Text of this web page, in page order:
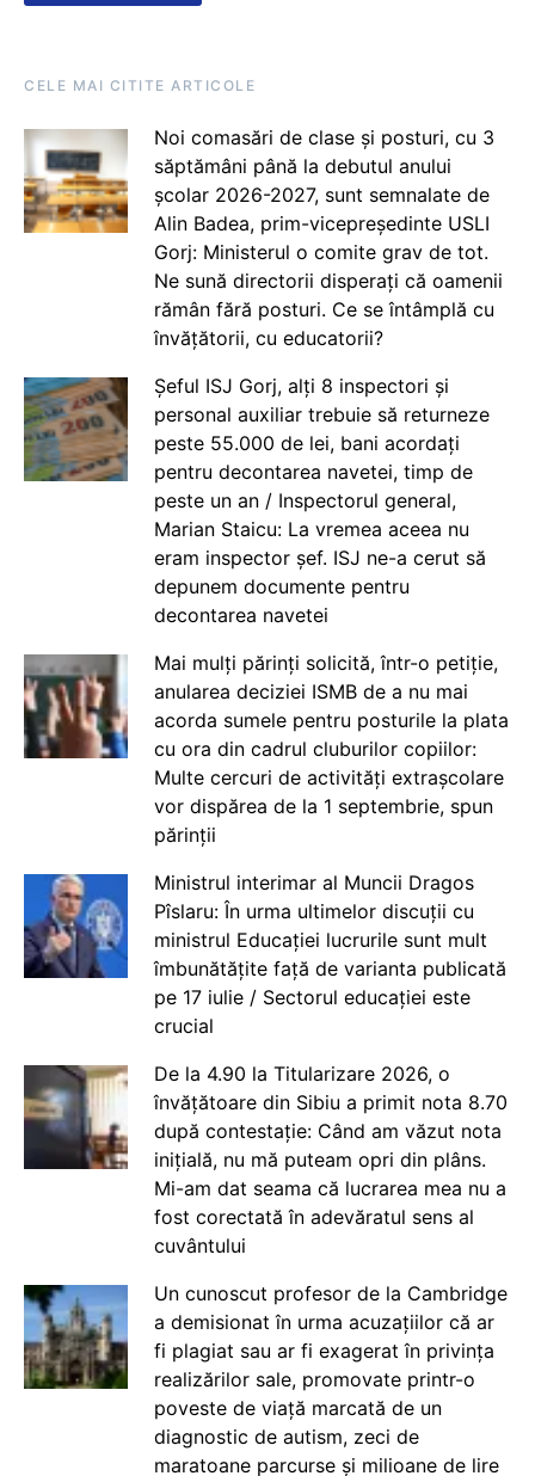
CELE MAI CITITE ARTICOLE
Noi comasări de clase și posturi, cu 3
săptămâni până la debutul anului
școlar 2026-2027, sunt semnalate de
Alin Badea, prim-vicepreședinte USLI
Gorj: Ministerul o comite grav de tot.
Ne sună directorii disperați că oamenii
rămân fără posturi. Ce se întâmplă cu
învățătorii, cu educatorii?
Șeful ISJ Gorj, alți 8 inspectori și
personal auxiliar trebuie să returneze
peste 55.000 de lei, bani acordați
pentru decontarea navetei, timp de
peste un an / Inspectorul general,
Marian Staicu: La vremea aceea nu
eram inspector șef. ISJ ne-a cerut să
depunem documente pentru
decontarea navetei
Mai mulți părinți solicită, într-o petiție,
anularea deciziei ISMB de a nu mai
acorda sumele pentru posturile la plata
cu ora din cadrul cluburilor copiilor:
Multe cercuri de activități extrașcolare
vor dispărea de la 1 septembrie, spun
părinții
Ministrul interimar al Muncii Dragos
Pîslaru: În urma ultimelor discuții cu
ministrul Educației lucrurile sunt mult
îmbunătățite față de varianta publicată
pe 17 iulie / Sectorul educației este
crucial
De la 4.90 la Titularizare 2026, o
învățătoare din Sibiu a primit nota 8.70
după contestație: Când am văzut nota
inițială, nu mă puteam opri din plâns.
Mi-am dat seama că lucrarea mea nu a
fost corectată în adevăratul sens al
cuvântului
Un cunoscut profesor de la Cambridge
a demisionat în urma acuzațiilor că ar
fi plagiat sau ar fi exagerat în privința
realizărilor sale, promovate printr-o
poveste de viață marcată de un
diagnostic de autism, zeci de
maratoane parcurse și milioane de lire